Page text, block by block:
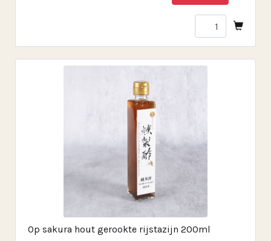
Op sakura hout gerookte rijstazijn 200ml